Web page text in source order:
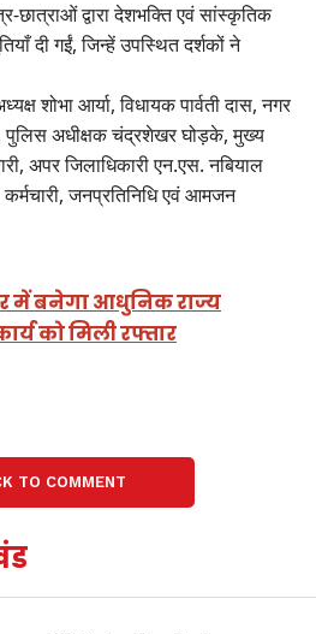
छात्राओं द्वारा देशभक्ति एवं सांस्कृतिक
दी गईं, जिन्हें उपस्थित दर्शकों ने
शोभा आर्या, विधायक पार्वती दास, नगर
पुलिस अधीक्षक चंद्रशेखर घोड़के, मुख्य
अपर जिलाधिकारी एन.एस. नबियाल
जनप्रतिनिधि एवं आमजन
में बनेगा आधुनिक राज्य
को मिली रफ्तार
TO COMMENT